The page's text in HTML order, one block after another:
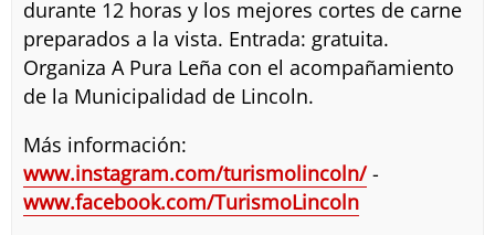
durante 12 horas y los mejores cortes de carne
preparados a la vista. Entrada: gratuita.
Organiza A Pura Leña con el acompañamiento
de la Municipalidad de Lincoln.
Más información:
www.instagram.com/turismolincoln/-
www.facebook.com/TurismoLincoln